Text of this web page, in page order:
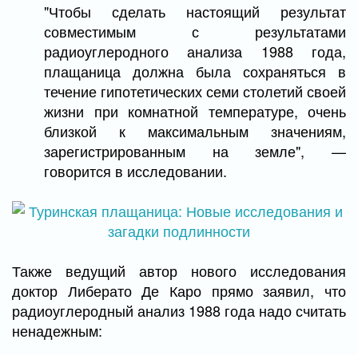
"Чтобы сделать настоящий результат
совместимым с результатами
радиоуглеродного анализа 1988 года,
плащаница должна была сохраняться в
течение гипотетических семи столетий своей
жизни при комнатной температуре, очень
близкой к максимальным значениям,
зарегистрированным на земле", —
говорится в исследовании.
Также ведущий автор нового исследования
доктор Либерато Де Каро прямо заявил, что
радиоуглеродный анализ 1988 года надо считать
ненадежным: